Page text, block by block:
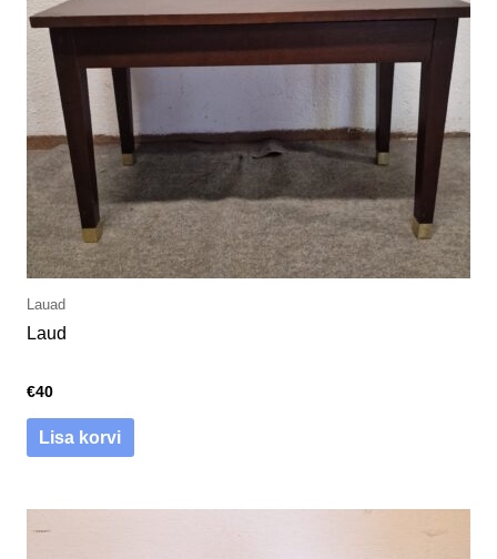
Lauad
Laud
€40
Lisa korvi